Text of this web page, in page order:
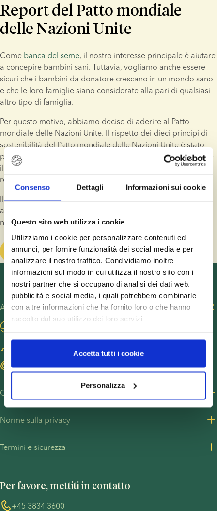
Consenso Dettagli Informazioni sui cookie
Questo sito web utilizza i cookie
Utilizziamo i cookie per personalizzare contenuti ed
annunci, per fornire funzionalità dei social media e per
analizzare il nostro traffico. Condividiamo inoltre
informazioni sul modo in cui utilizza il nostro sito con i
nostri partner che si occupano di analisi dei dati web,
pubblicità e social media, i quali potrebbero combinarle
con altre informazioni che ha fornito loro o che hanno
raccolto dal suo utilizzo dei loro servizi
Accetta tutti i cookie
Personalizza
Report del Patto mondiale
delle Nazioni Unite
Come banca del seme, il nostro interesse principale è aiutare
a concepire bambini sani. Tuttavia, vogliamo anche essere
sicuri che i bambini da donatore crescano in un mondo sano
e che le loro famiglie siano considerate alla pari di qualsiasi
altro tipo di famiglia.
Per questo motivo, abbiamo deciso di aderire al Patto
mondiale delle Nazioni Unite. Il rispetto dei dieci principi di
sostenibilità del Patto mondiale delle Nazioni Unite è stato
per noi un passo naturale ma anche necessario per mostrare
il nostro impegno in relazione a pratiche aziendali
responsabili.
Il report COP (Communication on Progress, Comunicazioni
annuali) riepiloga le nostre azioni in linea con i requisiti della
nostra partecipazione al Patto mondiale delle Nazioni Unite.
Faccia clic qui per leggere il report
Per favore, mettiti in contatto
+45 3834 3600
Altri siti
Trovi donatrici di ovuli
Chi siamo
Risorse stampa
Norme sulla privacy
Termini e sicurezza
Precauzioni COVID-19
Whistleblower